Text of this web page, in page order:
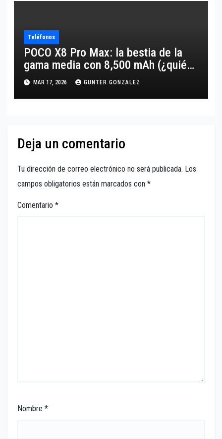
Teléfonos
POCO X8 Pro Max: la bestia de la
gama media con 8,500 mAh (¿quién
lo supera?)
MAR 17, 2026 GUNTER.GONZALEZ
Deja un comentario
Tu dirección de correo electrónico no será publicada. Los
campos obligatorios están marcados con *
Comentario *
Nombre *